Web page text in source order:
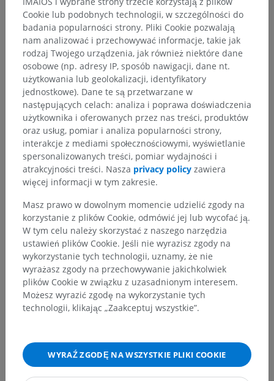
Hierarchia anatomiczna
Anatomia człowieka 2
Anatomia człowieka 1
Neuroanatomia człowieka
Powiązane struktury:
Międzymózgowie
Cookie lub podobnych technologii, w szczególności do
badania popularności strony. Pliki Cookie pozwalają
nam analizować i przechowywać informacje, takie jak
rodzaj Twojego urządzenia, jak również niektóre dane
osobowe (np. adresy IP, sposób nawigacji, dane nt.
użytkowania lub geolokalizacji, identyfikatory
jednostkowe). Dane te są przetwarzane w
następujących celach: analiza i poprawa doświadczenia
użytkownika i oferowanych przez nas treści, produktów
oraz usług, pomiar i analiza popularności strony,
interakcje z mediami społecznościowymi, wyświetlanie
spersonalizowanych treści, pomiar wydajności i
atrakcyjności treści. Nasza privacy policy zawiera
więcej informacji w tym zakresie.
Masz prawo w dowolnym momencie udzielić zgody na
korzystanie z plików Cookie, odmówić jej lub wycofać ją.
W tym celu należy skorzystać z naszego narzędzia
ustawień plików Cookie. Jeśli nie wyrazisz zgody na
wykorzystanie tych technologii, uznamy, że nie
wyrażasz zgody na przechowywanie jakichkolwiek
plików Cookie w związku z uzasadnionym interesem.
Możesz wyrazić zgodę na wykorzystanie tych
technologii, klikając „Zaakceptuj wszystkie”.
WYRAŹ ZGODĘ NA WSZYSTKIE PLIKI COOKIE